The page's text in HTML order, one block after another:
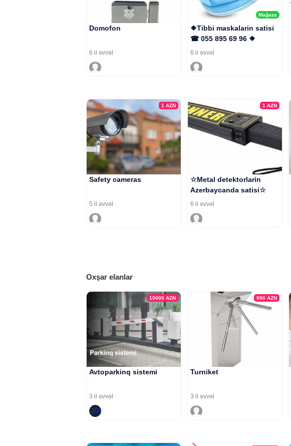
Domofon
6 il əvvəl
Mağaza
❖Tibbi maskalarin satisi
☎ 055 895 69 96 ❖
6 il əvvəl
1 AZN
Safety cameras
5 il əvvəl
1 AZN
☆Metal detektorlarin
Azerbaycanda satisi☆
6 il əvvəl
Oxşar elanlar
15000 AZN
Avtoparkinq sistemi
3 il əvvəl
990 AZN
Turniket
3 il əvvəl